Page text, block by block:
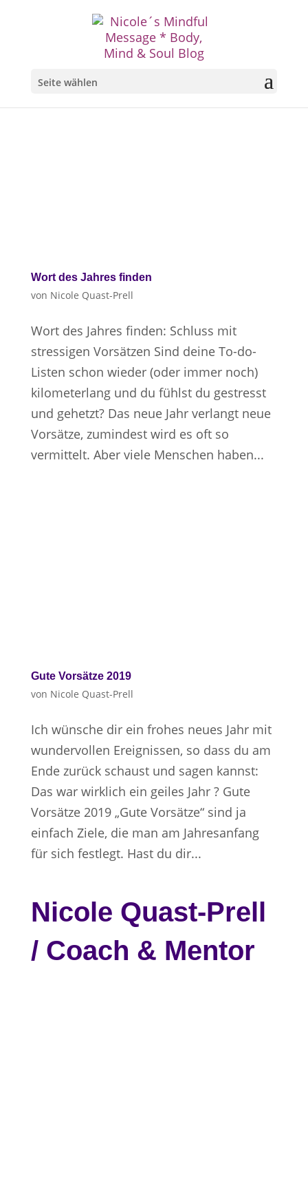
Seite wählen
Wort des Jahres finden
von Nicole Quast-Prell
Wort des Jahres finden: Schluss mit
stressigen Vorsätzen Sind deine To-do-
Listen schon wieder (oder immer noch)
kilometerlang und du fühlst du gestresst
und gehetzt? Das neue Jahr verlangt neue
Vorsätze, zumindest wird es oft so
vermittelt. Aber viele Menschen haben...
Gute Vorsätze 2019
von Nicole Quast-Prell
Ich wünsche dir ein frohes neues Jahr mit
wundervollen Ereignissen, so dass du am
Ende zurück schaust und sagen kannst:
Das war wirklich ein geiles Jahr ? Gute
Vorsätze 2019 „Gute Vorsätze“ sind ja
einfach Ziele, die man am Jahresanfang
für sich festlegt. Hast du dir...
Nicole Quast-Prell
/ Coach & Mentor